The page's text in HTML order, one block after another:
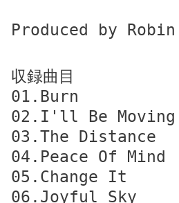
Produced by
収録曲目
01.Burn
02.I'll Be Moving
03.The Distance
04.Peace Of Mind
05.Change It
06.Joyful Sky